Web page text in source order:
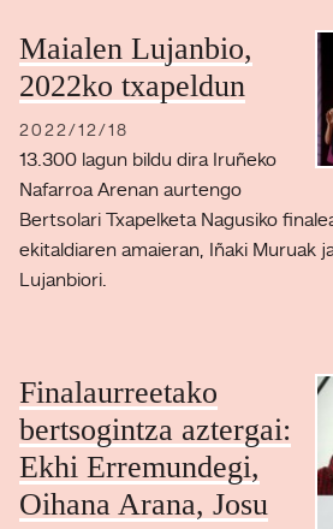
Maialen Lujanbio,
2022ko txapeldun
2022/12/18
13.300 lagun bildu dira Iruñeko
Nafarroa Arenan aurtengo
Bertsolari Txapelketa Nagusiko
ekitaldiaren amaieran, Iñaki Muruak
Lujanbiori.
Finalaurreetako
bertsogintza aztergai:
Ekhi Erremundegi,
Oihana Arana, Josu